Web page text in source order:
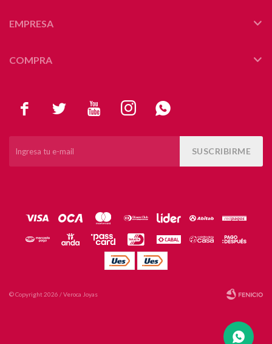
    
SUSCRIBIRME
EMPRESA
COMPRA
© Copyright 2026 / Veroca Joyas